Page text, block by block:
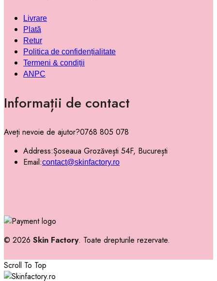
Livrare
Plată
Retur
Politica de confidențialitate
Termeni & condiții
ANPC
Informații de contact
Aveți nevoie de ajutor?0768 805 078
Address:Șoseaua Grozăvești 54F, București
Email:contact@skinfactory.ro
© 2026 Skin Factory. Toate drepturile rezervate.
Scroll To Top